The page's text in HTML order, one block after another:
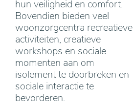
hun veiligheid en comfort.
Bovendien bieden veel
woonzorgcentra recreatieve
activiteiten, creatieve
workshops en sociale
momenten aan om
isolement te doorbreken en
sociale interactie te
bevorderen.